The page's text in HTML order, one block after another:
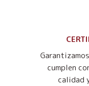
cumplen
calidad